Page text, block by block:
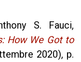
S. Fauci,
How We Got to
2020), p.